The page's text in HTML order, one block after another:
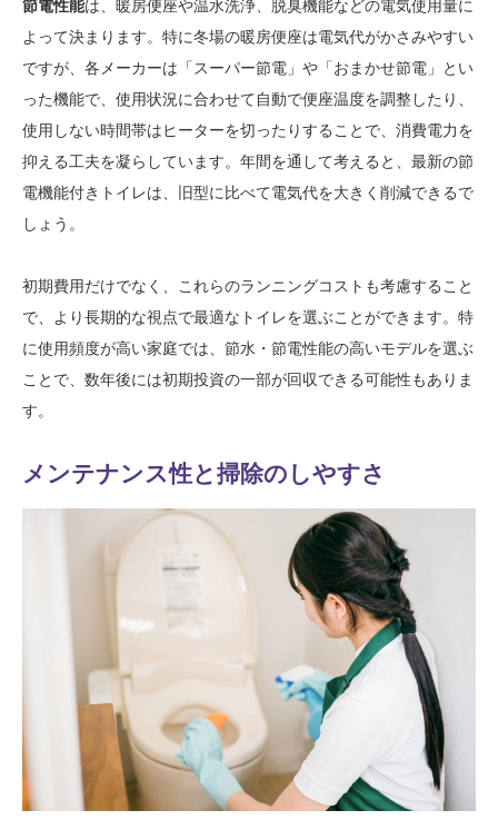
節電性能は、暖房便座や温水洗浄、脱臭機能などの電気使用量に
よって決まります。特に冬場の暖房便座は電気代がかさみやすい
ですが、各メーカーは「スーパー節電」や「おまかせ節電」とい
った機能で、使用状況に合わせて自動で便座温度を調整したり、
使用しない時間帯はヒーターを切ったりすることで、消費電力を
抑える工夫を凝らしています。年間を通して考えると、最新の節
電機能付きトイレは、旧型に比べて電気代を大きく削減できるで
しょう。
初期費用だけでなく、これらのランニングコストも考慮すること
で、より長期的な視点で最適なトイレを選ぶことができます。特
に使用頻度が高い家庭では、節水・節電性能の高いモデルを選ぶ
ことで、数年後には初期投資の一部が回収できる可能性もありま
す。
メンテナンス性と掃除のしやすさ